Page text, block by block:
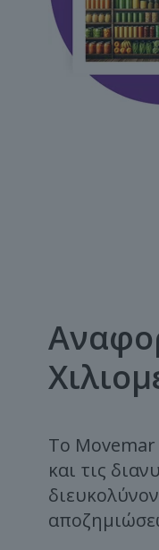
Το Movemar
και τις